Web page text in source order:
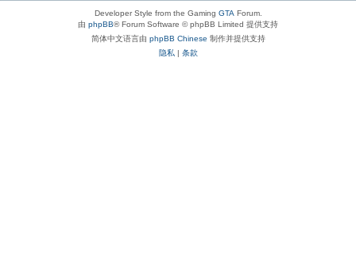
Developer Style from the Gaming GTA Forum.
由 phpBB® Forum Software © phpBB Limited 提供支持
简体中文语言由 phpBB Chinese 制作并提供支持
隐私 | 条款